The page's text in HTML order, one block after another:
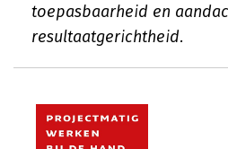
toepasbaarheid en
resultaatgerichtheid.